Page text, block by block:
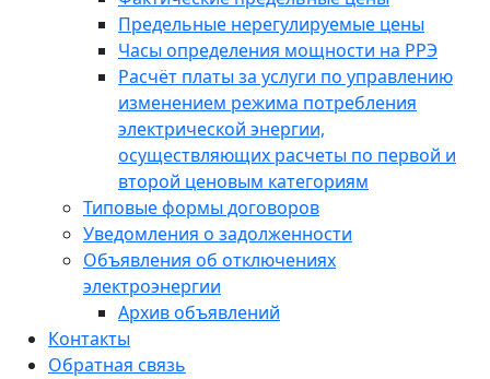
Предельные нерегулируемые цены
Часы определения мощности на РРЭ
Расчёт платы за услуги по управлению
изменением режима потребления
электрической энергии,
осуществляющих расчеты по первой и
второй ценовым категориям
Типовые формы договоров
Уведомления о задолженности
Объявления об отключениях
электроэнергии
Архив объявлений
Контакты
Обратная связь